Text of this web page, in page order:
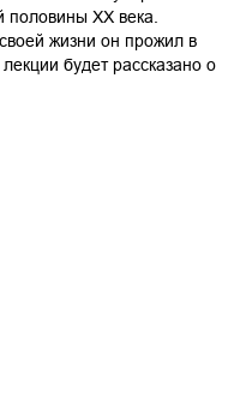
половины XX века.
жизни он прожил в
будет рассказано о